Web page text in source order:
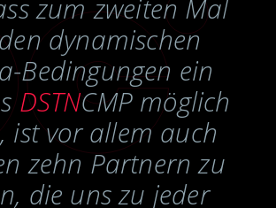
zum zweiten Mal
dynamischen
Bedingungen ein
DSTNCMP möglich
ist vor allem auch
zehn Partnern zu
die uns zu jeder